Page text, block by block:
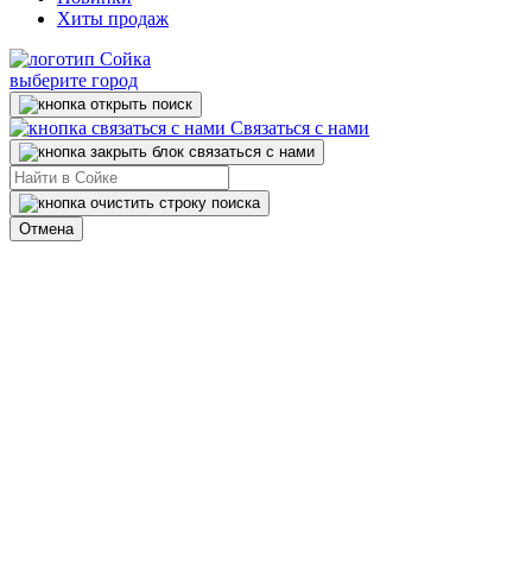
Хиты продаж
выберите город
Связаться с нами
Отмена